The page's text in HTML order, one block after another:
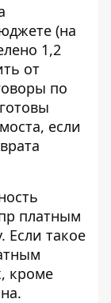
(на
1,2
от
по
если
платным
Если такое
кроме